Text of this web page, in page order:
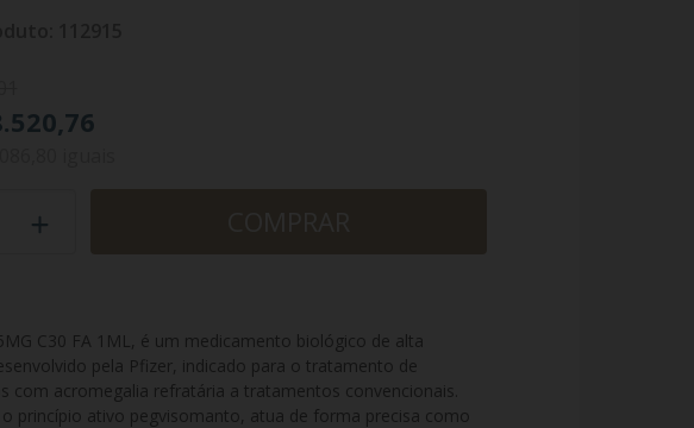
C30 FA 1ML, é um medicamento biológico de alta
pela Pfizer, indicado para o tratamento de
com acromegalia refratária a tratamentos convencionais.
princípio ativo pegvisomanto, atua de forma precisa como